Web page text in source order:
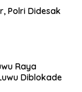
Polri Didesak
Raya
Diblokade